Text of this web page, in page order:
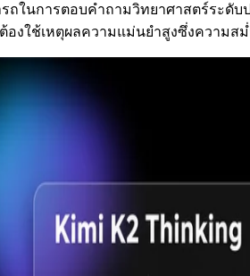
รถในการตอบคำถามวิทยาศาสตร์ระ
งใช้เหตุผลความแม่นยำสูงซึ่งความส